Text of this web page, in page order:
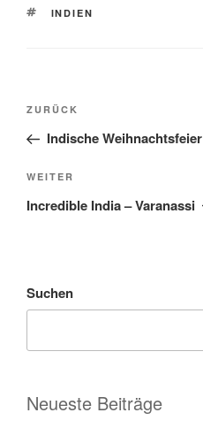
SCHLAGWÖRTER
INDIEN
Beitragsnavigation
Vorheriger
Beitrag
ZURÜCK
Indische Weihnachtsfeier
Nächster
Beitrag
WEITER
Incredible India – Varanassi
Suchen
Neueste Beiträge